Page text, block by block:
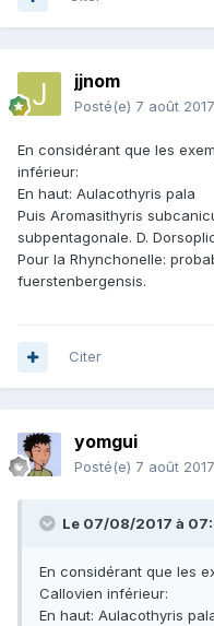
jjnom
Posté(e) 7 août 2017
En considérant que les
inférieur:
En haut: Aulacothyris pala
Puis Aromasithyris
subpentagonale. D.
Pour la Rhynchonelle:
fuerstenbergensis.
Citer
yomgui
Posté(e) 7 août 2017
Le 07/08/2017 à
En considérant que les
Callovien inférieur:
En haut: Aulacothyris